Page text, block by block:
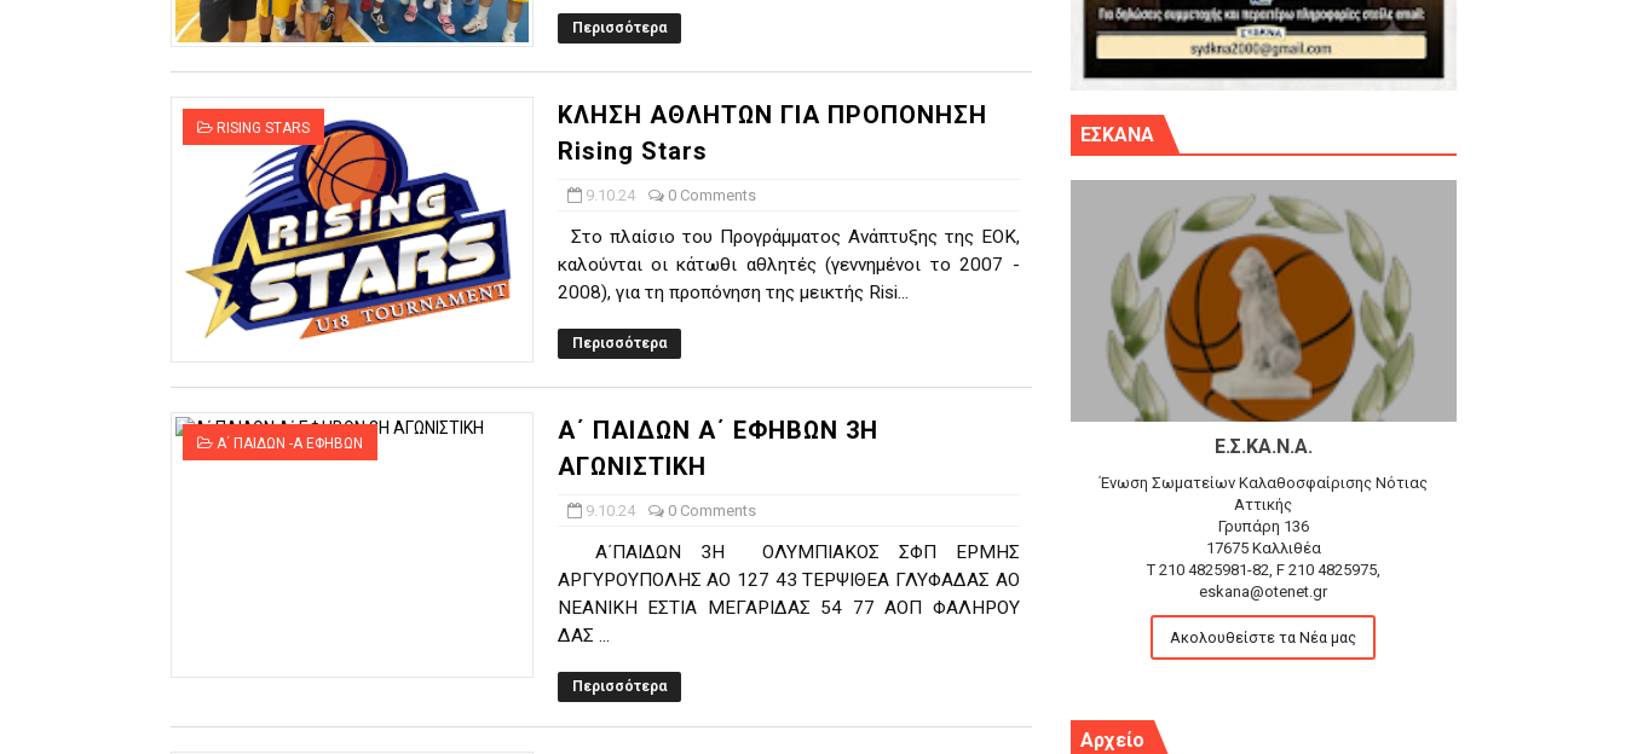
ΧΡΟΝΙΑ ΠΟΛΛΑ ΣΤΟ ΕΛΛΗΝΙΚΟ ΜΠΑΣΚΕΤ : 39Η ΕΠΕΤΕΙΟΣ ΑΠΟ ΤΟ ΕΠΟΣ ΤΟΥ 1987
Ο δρόμος για τον 29ο τελικό κυπέλλου ανδρών ΕΣΚΑΝΑ Μανδραϊκός Προοδευτική στο νέο κλ. Αγίου Δημητρίου την Κυριακή 14.6.26
U21: Τεράστια πρόκριση για τον Πανελευσινιακό στον τελικό αύριο με Αρετσού (το video του αγώνα)
Γ΄ανδρών play offs : "Σκληρό" καρύδι η Φιλία Περάματος έφερε την σειρά στα ίσια (1-1) νίκησε τον Προφήτη Ηλία 78-74 στα Καμίνια
Play off B εφήβων Β φάση Στο f4 ΑΕ Ρέντη, Πέρα , Ερμής Αργυρ. και Δραπετσώνα
Περισσότερα
RISING STARS
ΚΛΗΣΗ ΑΘΛΗΤΩΝ ΓΙΑ ΠΡΟΠΟΝΗΣΗ
Rising Stars
9.10.24 0 Comments
Στο πλαίσιο του Προγράμματος Ανάπτυξης της ΕΟΚ,
καλούνται οι κάτωθι αθλητές (γεννημένοι το 2007 -
2008), για τη προπόνηση της μεικτής Risi...
Περισσότερα
Α΄ ΠΑΙΔΩΝ -Α ΕΦΗΒΩΝ
Α΄ ΠΑΙΔΩΝ Α΄ ΕΦΗΒΩΝ 3Η
ΑΓΩΝΙΣΤΙΚΗ
9.10.24 0 Comments
Α΄ΠΑΙΔΩΝ 3Η ΟΛΥΜΠΙΑΚΟΣ ΣΦΠ ΕΡΜΗΣ
ΑΡΓΥΡΟΥΠΟΛΗΣ ΑΟ 127 43 ΤΕΡΨΙΘΕΑ ΓΛΥΦΑΔΑΣ ΑΟ
ΝΕΑΝΙΚΗ ΕΣΤΙΑ ΜΕΓΑΡΙΔΑΣ 54 77 ΑΟΠ ΦΑΛΗΡΟΥ
ΔΑΣ ...
Περισσότερα
ΕΣΚΑΝΑ
Ε.Σ.ΚΑ.Ν.Α.
Ένωση Σωματείων Καλαθοσφαίρισης Νότιας
Αττικής
Γρυπάρη 136
17675 Καλλιθέα
T 210 4825981-82, F 210 4825975,
eskana@otenet.gr
Ακολουθείστε τα Νέα μας
Αρχείο